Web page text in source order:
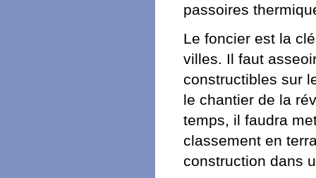
passoires
Le foncier est la
villes. Il faut
constructibles sur
le chantier de la
temps, il faudra
classement en
construction dans